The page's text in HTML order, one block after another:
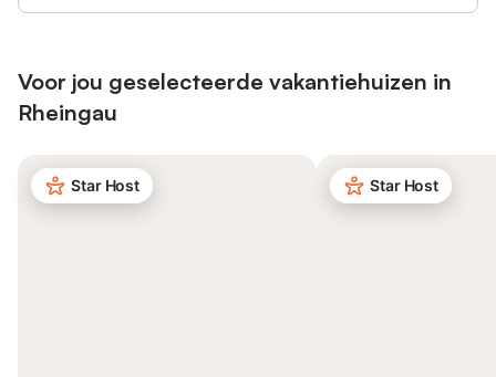
Voor jou geselecteerde vakantiehuizen in
Rheingau
Star Host Star Host